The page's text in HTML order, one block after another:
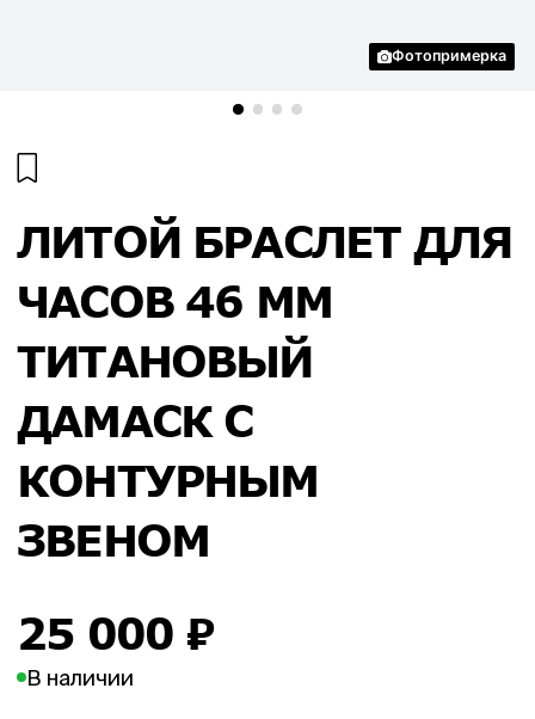
Фотопримерка
ЛИТОЙ БРАСЛЕТ ДЛЯ
ЧАСОВ 46 ММ
ТИТАНОВЫЙ
ДАМАСК С
КОНТУРНЫМ
ЗВЕНОМ
25 000 ₽
В наличии